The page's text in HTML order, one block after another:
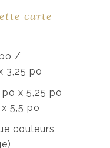
carte
/
3,25 po
x 5,25 po
5,5 po
couleurs